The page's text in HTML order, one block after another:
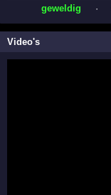
geweldig
·
Video's